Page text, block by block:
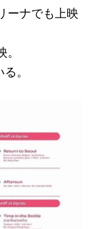
ーナでも上映
。